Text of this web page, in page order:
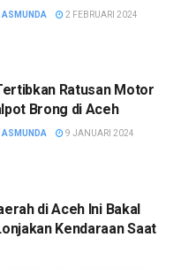
ASMUNDA 2 FEBRUARI 2024
Ratusan Motor
Brong di Aceh
ASMUNDA 9 JANUARI 2024
di Aceh Ini Bakal
Kendaraan Saat